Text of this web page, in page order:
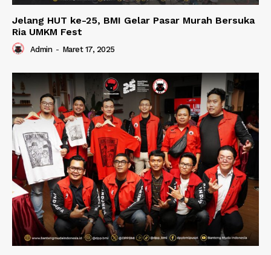
Jelang HUT ke-25, BMI Gelar Pasar Murah Bersuka
Ria UMKM Fest
Admin - Maret 17, 2025